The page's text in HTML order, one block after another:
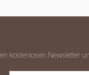
kostenlosen Newsletter